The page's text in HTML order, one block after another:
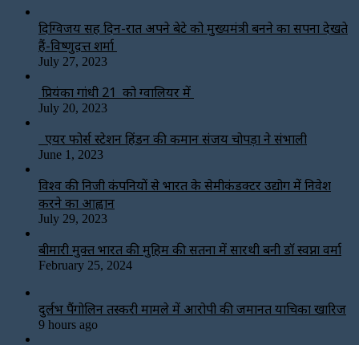
दिग्विजय सिंह दिन-रात अपने बेटे को मुख्यमंत्री बनने का सपना देखते
हैं-विष्णुदत्त शर्मा
July 27, 2023
प्रियंका गांधी 21 को ग्वालियर में
July 20, 2023
एयर फोर्स स्टेशन हिंडन की कमान संजय चोपड़ा ने संभाली
June 1, 2023
विश्‍व की निजी कंपनियों से भारत के सेमीकंडक्टर उद्योग में निवेश
करने का आह्वान
July 29, 2023
बीमारी मुक्त भारत की मुहिम की सतना में सारथी बनी डाॅ स्वप्ना वर्मा
February 25, 2024
दुर्लभ पैंगोलिन तस्करी मामले में आरोपी की जमानत याचिका खारिज
9 hours ago